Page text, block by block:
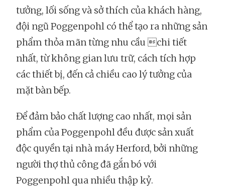
tưởng, lối sống và sở thích của khách hàng,
đội ngũ Poggenpohl có thể tạo ra những sản
phẩm thỏa mãn từng nhu cầu chi tiết
nhất, từ không gian lưu trữ, cách tích hợp
các thiết bị, đến cả chiều cao lý tưởng của
mặt bàn bếp.
Để đảm bảo chất lượng cao nhất, mọi sản
phẩm của Poggenpohl đều được sản xuất
độc quyền tại nhà máy Herford, bởi những
người thợ thủ công đã gắn bó với
Poggenpohl qua nhiều thập kỷ.